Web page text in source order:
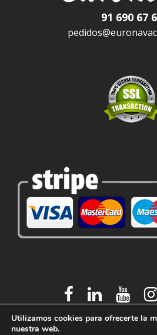
91 690 67
Utilizamos cookies para ofrecerte la
nuestra web.